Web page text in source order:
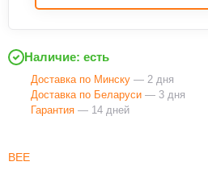
BEE
Наличие: есть
Доставка по Минску — 2 дня
Доставка по Беларуси — 3 дня
Гарантия — 14 дней